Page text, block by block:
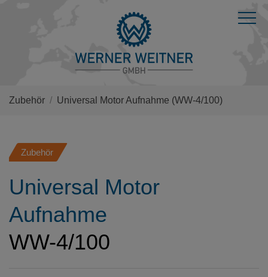
Zubehör Universal Motor Aufnahme (WW-4/100)
Zubehör
Universal Motor
Aufnahme
WW-4/100